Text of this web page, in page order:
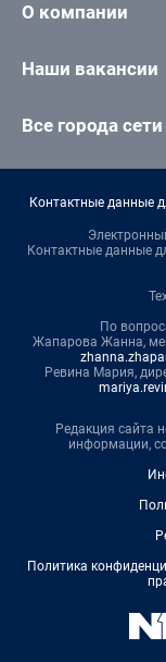
О компании
Наши вакансии
Все города сети
Контактные данные
Контактные данные
По
Жапарова Жанна,
Ревина Мария,
Редакция сайта
информации,
Политика